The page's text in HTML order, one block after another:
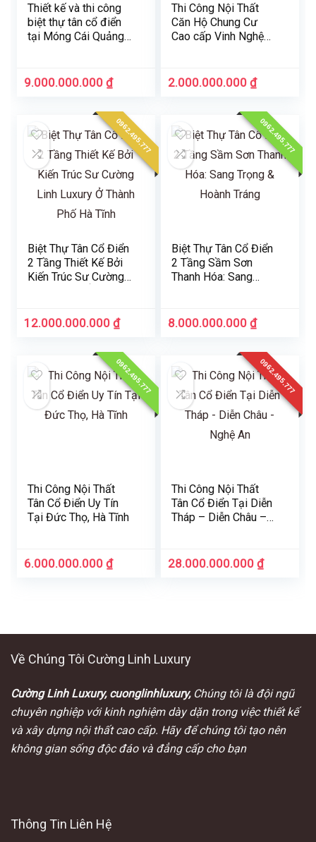
Thiết kế và thi công
biệt thự tân cổ điển
tại Móng Cái Quảng
9.000.000.000₫
Thi Công Nội Thất
Căn Hộ Chung Cư
Cao cấp Vinh Nghệ
2.000.000.000₫
0962.495.777
Biệt Thự Tân Cổ Điển
2 Tầng Thiết Kế Bởi
Kiến Trúc Sư Cường
12.000.000.000₫
0962.495.777
Biệt Thự Tân Cổ Điển
2 Tầng Sầm Sơn
Thanh Hóa: Sang
8.000.000.000₫
0962.495.777
Thi Công Nội Thất
Tân Cổ Điển Uy Tín
Tại Đức Thọ, Hà Tĩnh
6.000.000.000₫
0962.495.777
Thi Công Nội Thất
Tân Cổ Điển Tại Diễn
Tháp – Diễn Châu –
28.000.000.000₫
Về Chúng Tôi Cường Linh Luxury
Cường Linh Luxury, cuonglinhluxury, Chúng tôi là đội ngũ
chuyên nghiệp với kinh nghiệm dày dặn trong việc thiết kế
và xây dựng nội thất cao cấp. Hãy để chúng tôi tạo nên
không gian sống độc đáo và đẳng cấp cho bạn
Thông Tin Liên Hệ